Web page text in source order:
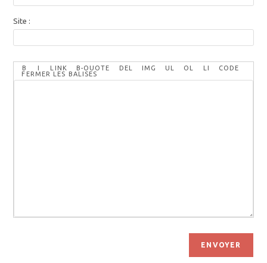
Site :
ENVOYER